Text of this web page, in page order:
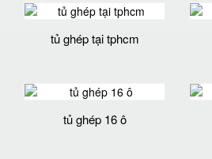
tủ ghép tại tphcm
tủ ghép 16 ô